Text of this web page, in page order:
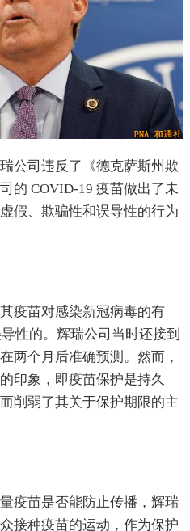
公司违反了《德克萨斯州欺
的 COVID-19 疫苗做出了未
假、欺骗性和误导性的行为
疫苗对感染新冠病毒的有
性的。辉瑞公司当时还接到
两个月后准确预测。然而，
印象，即疫苗保护是持久
削弱了其关于保护期限的主
疫苗是否能防止传播，辉瑞
接种疫苗的运动，作为保护